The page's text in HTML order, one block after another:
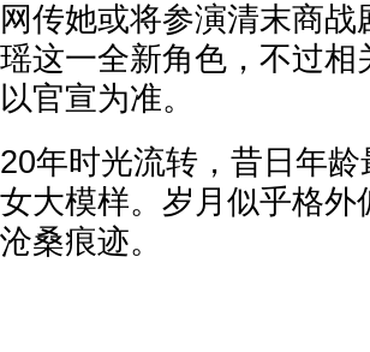
网传她或将参演清末商
瑶这一全新角色，不过
以官宣为准。
20年时光流转，昔日年
女大模样。岁月似乎格
沧桑痕迹。